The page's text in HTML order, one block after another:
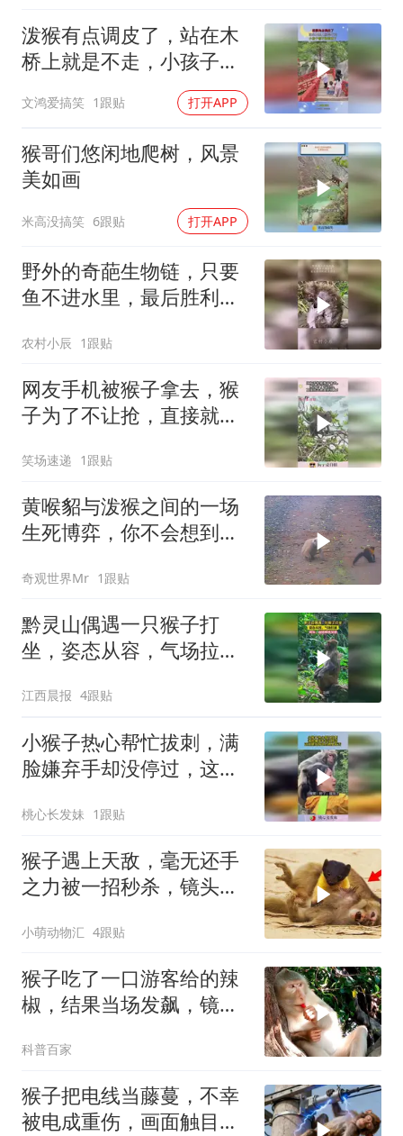
泼猴有点调皮了，站在木
桥上就是不走，小孩子都
文鸿爱搞笑 1跟贴 打开APP
猴哥们悠闲地爬树，风景
美如画
米高没搞笑 6跟贴 打开APP
野外的奇葩生物链，只要
鱼不进水里，最后胜利的
农村小辰 1跟贴
网友手机被猴子拿去，猴
子为了不让抢，直接就去
笑场速递 1跟贴
黄喉貂与泼猴之间的一场
生死博弈，你不会想到黄
奇观世界Mr 1跟贴
黔灵山偶遇一只猴子打
坐，姿态从容，气场拉
江西晨报 4跟贴
小猴子热心帮忙拔刺，满
脸嫌弃手却没停过，这就
桃心长发妹 1跟贴
猴子遇上天敌，毫无还手
之力被一招秒杀，镜头记
小萌动物汇 4跟贴
猴子吃了一口游客给的辣
椒，结果当场发飙，镜头
科普百家
猴子把电线当藤蔓，不幸
被电成重伤，画面触目惊